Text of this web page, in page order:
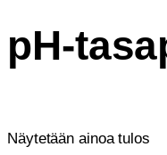
pH-
Näytetään ainoa tulos